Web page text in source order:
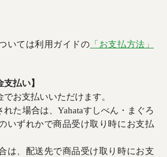
いては利用ガイドの 「お支払方法」
支払い】
お支払いいただけます。
た場合は、Yahataすしべん・まぐろ
いずれかで商品受け取り時にお支払
は、配送先で商品受け取り時にお支